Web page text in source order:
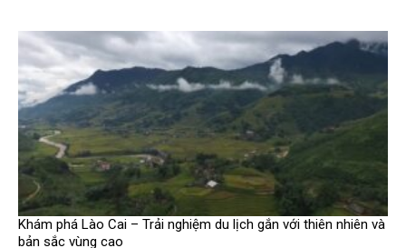
Khám phá Lào Cai – Trải nghiệm du lịch gắn với thiên nhiên và
bản sắc vùng cao